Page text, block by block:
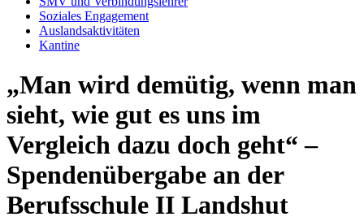
Soziales Engagement
Auslandsaktivitäten
Kantine
„Man wird demütig, wenn man
sieht, wie gut es uns im
Vergleich dazu doch geht“ –
Spendenübergabe an der
Berufsschule II Landshut